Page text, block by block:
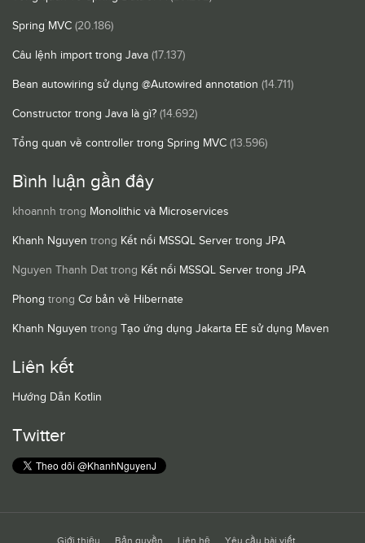
Spring MVC (20.186)
Câu lệnh import trong Java (17.137)
Bean autowiring sử dụng @Autowired annotation (14.711)
Constructor trong Java là gì? (14.692)
Tổng quan về controller trong Spring MVC (13.596)
Bình luận gần đây
khoannh trong Monolithic và Microservices
Khanh Nguyen trong Kết nối MSSQL Server trong JPA
Nguyen Thanh Dat trong Kết nối MSSQL Server trong JPA
Phong trong Cơ bản về Hibernate
Khanh Nguyen trong Tạo ứng dụng Jakarta EE sử dụng Maven
Liên kết
Hướng Dẫn Kotlin
Twitter